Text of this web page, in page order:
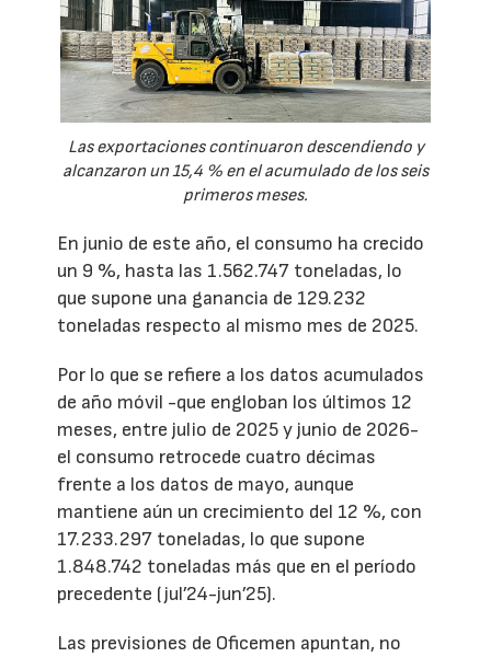
Las exportaciones continuaron descendiendo y
alcanzaron un 15,4 % en el acumulado de los seis
primeros meses.
En junio de este año, el consumo ha crecido
un 9 %, hasta las 1.562.747 toneladas, lo
que supone una ganancia de 129.232
toneladas respecto al mismo mes de 2025.
Por lo que se refiere a los datos acumulados
de año móvil -que engloban los últimos 12
meses, entre julio de 2025 y junio de 2026-
el consumo retrocede cuatro décimas
frente a los datos de mayo, aunque
mantiene aún un crecimiento del 12 %, con
17.233.297 toneladas, lo que supone
1.848.742 toneladas más que en el período
precedente (jul’24-jun’25).
Las previsiones de Oficemen apuntan, no